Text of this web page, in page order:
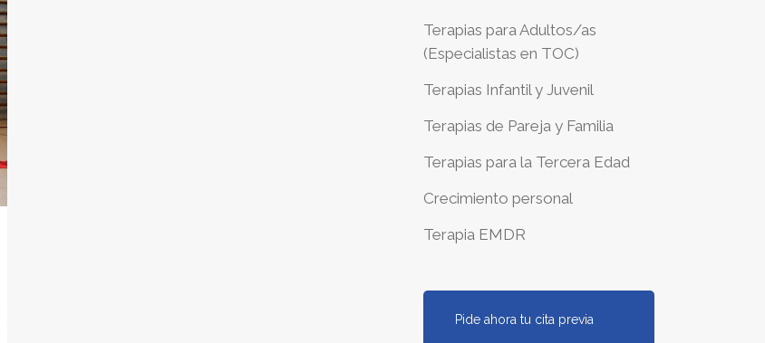
Terapias para Adultos/as
(Especialistas en TOC)
Terapias Infantil y Juvenil
Terapias de Pareja y Familia
Terapias para la Tercera Edad
Crecimiento personal
Terapia EMDR
Pide ahora tu cita previa